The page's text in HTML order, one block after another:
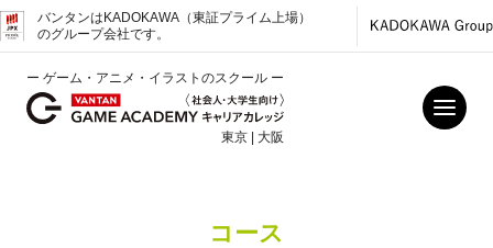
バンタンはKADOKAWA（東証プライム上場）
のグループ会社です。
ー ゲーム・アニメ・イラストのスクール ー
東京 | 大阪
コース